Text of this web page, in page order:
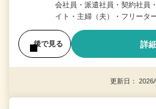
会社員・派遣社員・契約社員
イト・主婦（夫）・フリータ
後で見る 詳
更新日：